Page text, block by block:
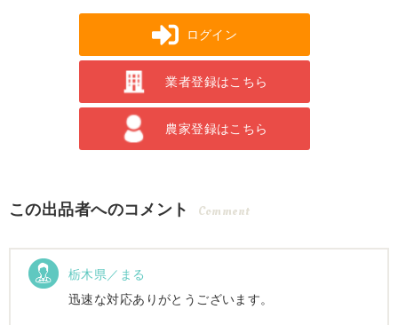
ログイン
業者登録はこちら
農家登録はこちら
この出品者へのコメント Comment
栃木県／まる
迅速な対応ありがとうございます。